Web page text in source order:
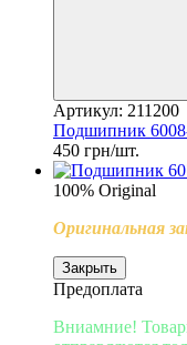
Артикул: 211200
Подшипник
450 грн/шт.
100% Original
Оригинальная
Закрыть
Предоплата
Вниамние!